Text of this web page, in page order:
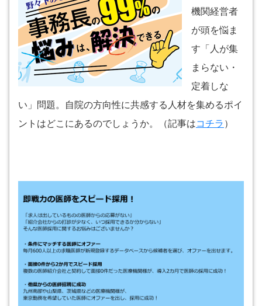
機関経営者
が頭を悩ま
す「人が集
まらない・
定着しな
い」問題。自院の方向性に共感する人材を集めるポイ
ントはどこにあるのでしょうか。（記事はコチラ ）